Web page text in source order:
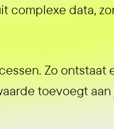
complexe data,
Zo ontstaat
toevoegt aan